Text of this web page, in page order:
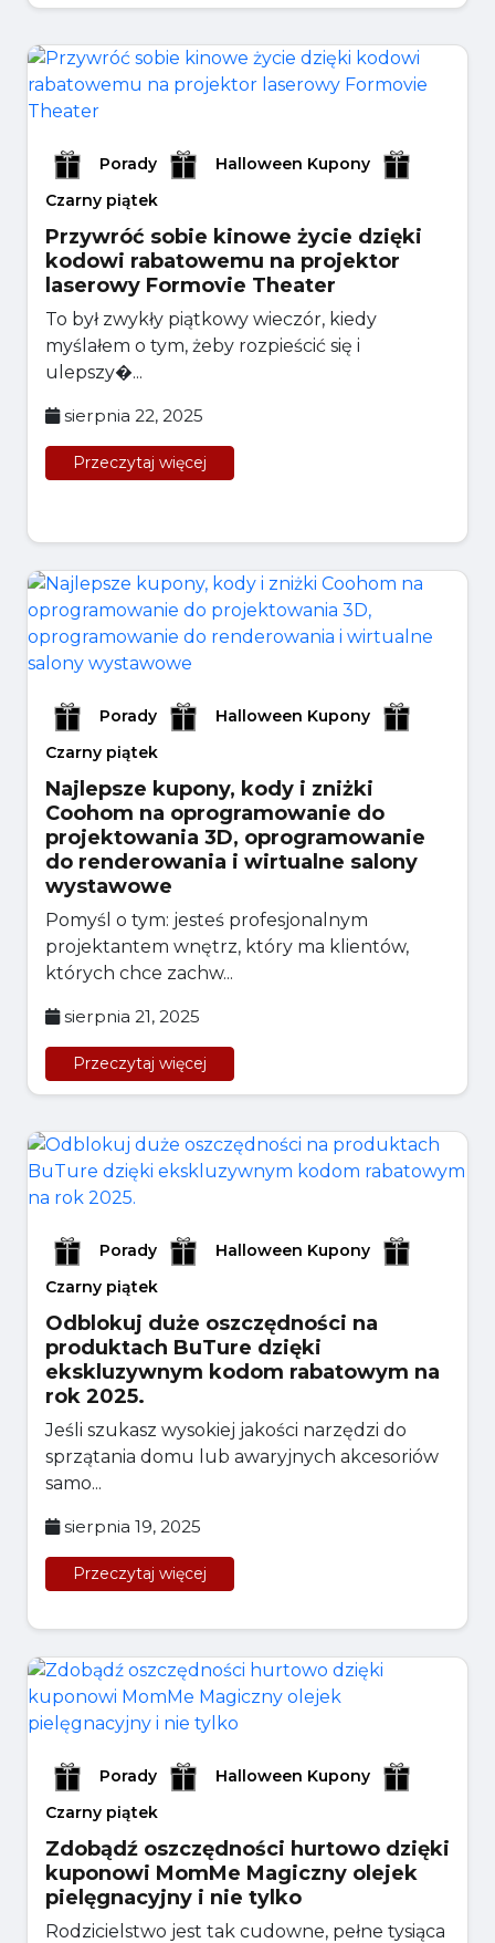
Porady
Halloween Kupony
Czarny piątek
Przywróć sobie kinowe życie dzięki
kodowi rabatowemu na projektor
laserowy Formovie Theater
To był zwykły piątkowy wieczór, kiedy
myślałem o tym, żeby rozpieścić się i
ulepszy�...
sierpnia 22, 2025
Przeczytaj więcej
Porady
Halloween Kupony
Czarny piątek
Najlepsze kupony, kody i zniżki
Coohom na oprogramowanie do
projektowania 3D, oprogramowanie
do renderowania i wirtualne salony
wystawowe
Pomyśl o tym: jesteś profesjonalnym
projektantem wnętrz, który ma klientów,
których chce zachw...
sierpnia 21, 2025
Przeczytaj więcej
Porady
Halloween Kupony
Czarny piątek
Odblokuj duże oszczędności na
produktach BuTure dzięki
ekskluzywnym kodom rabatowym na
rok 2025.
Jeśli szukasz wysokiej jakości narzędzi do
sprzątania domu lub awaryjnych akcesoriów
samo...
sierpnia 19, 2025
Przeczytaj więcej
Porady
Halloween Kupony
Czarny piątek
Zdobądź oszczędności hurtowo dzięki
kuponowi MomMe Magiczny olejek
pielęgnacyjny i nie tylko
Rodzicielstwo jest tak cudowne, pełne tysiąca